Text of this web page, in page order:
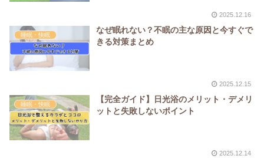
2025.12.16
睡眠・快眠
なぜ眠れない？不眠の主な原因と今すぐで
きる対策まとめ
2025.12.15
睡眠・快眠
【完全ガイド】日光浴のメリット・デメリ
ットと失敗しないポイント
2025.12.14